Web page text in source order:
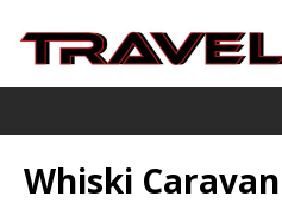
Whiski Caravan